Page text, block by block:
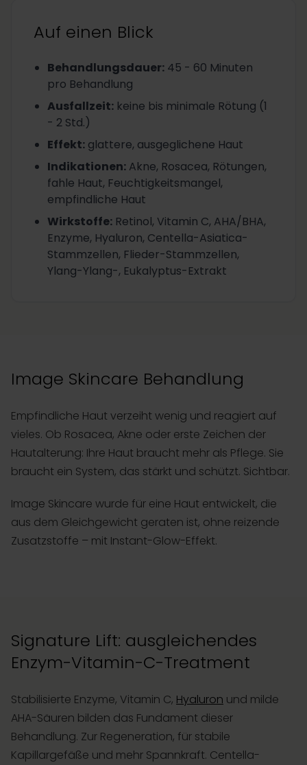
Auf einen Blick
Behandlungsdauer: 45 - 60 Minuten
pro Behandlung
Ausfallzeit: keine bis minimale Rötung (1
- 2 Std.)
Effekt: glattere, ausgeglichene Haut
Indikationen: Akne, Rosacea, Rötungen,
fahle Haut, Feuchtigkeitsmangel,
empfindliche Haut
Wirkstoffe: Retinol, Vitamin C, AHA/BHA,
Enzyme, Hyaluron, Centella-Asiatica-
Stammzellen, Flieder-Stammzellen,
Ylang-Ylang-, Eukalyptus-Extrakt
Image Skincare Behandlung
Empfindliche Haut verzeiht wenig und reagiert auf
vieles. Ob Rosacea, Akne oder erste Zeichen der
Hautalterung: Ihre Haut braucht mehr als Pflege. Sie
braucht ein System, das stärkt und schützt. Sichtbar.
Image Skincare wurde für eine Haut entwickelt, die
aus dem Gleichgewicht geraten ist, ohne reizende
Zusatzstoffe – mit Instant-Glow-Effekt.
Signature Lift: ausgleichendes
Enzym-Vitamin-C-Treatment
Stabilisierte Enzyme, Vitamin C, Hyaluron und milde
AHA-Säuren bilden das Fundament dieser
Behandlung. Zur Regeneration, für stabile
Kapillargefäße und mehr Spannkraft. Centella-